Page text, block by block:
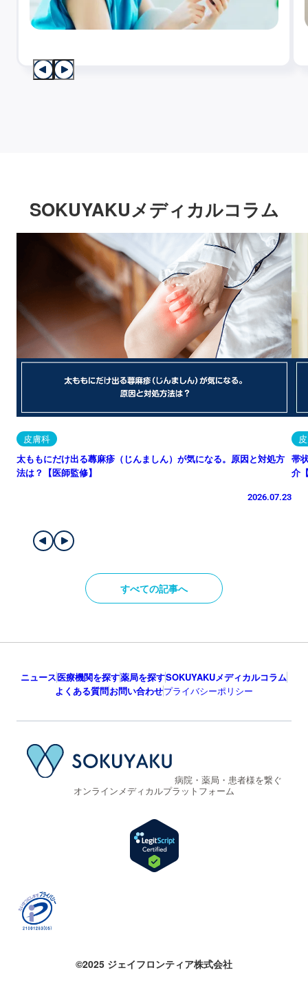
SOKUYAKUメディカルコラム
皮膚科
太ももにだけ出る蕁麻疹（じんましん）が気になる。原因と対処方
法は？【医師監修】
2026.07.23
帯
介
すべての記事へ
ニュース医療機関を探す薬局を探すSOKUYAKUメディカルコラム
よくある質問お問い合わせプライバシーポリシー
病院・薬局・患者様を繋ぐ
オンラインメディカルプラットフォーム
©2025 ジェイフロンティア株式会社